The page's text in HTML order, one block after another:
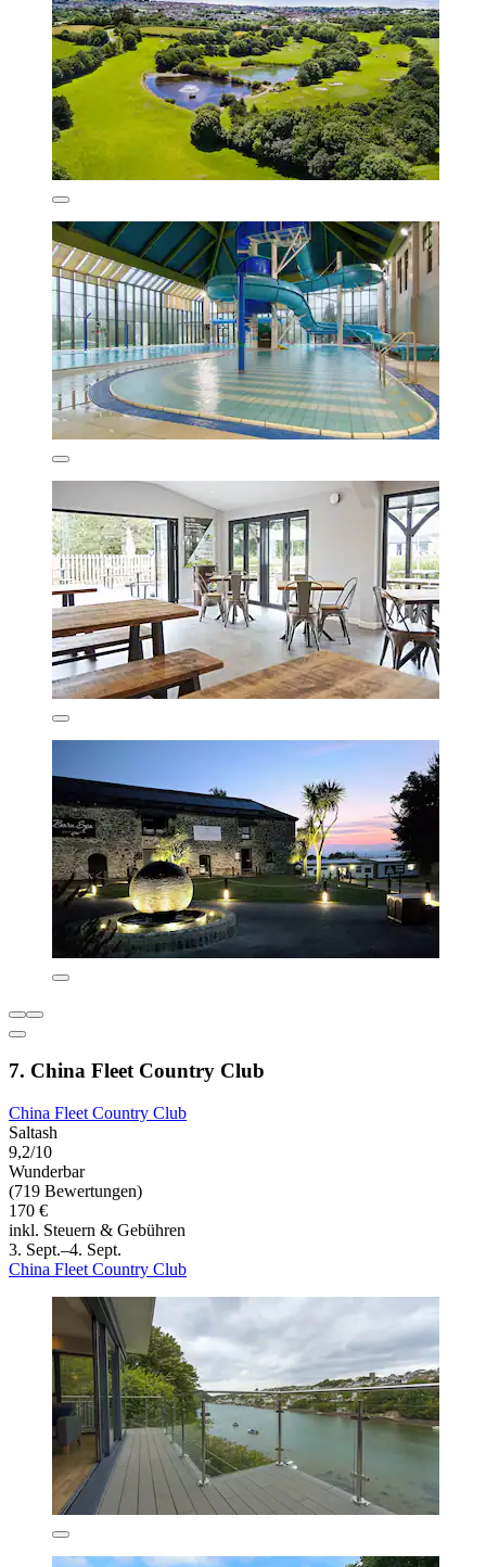
7. China Fleet Country Club
China Fleet Country Club
Saltash
9,2/10
Wunderbar
(719 Bewertungen)
170 €
inkl. Steuern & Gebühren
3. Sept.–4. Sept.
China Fleet Country Club